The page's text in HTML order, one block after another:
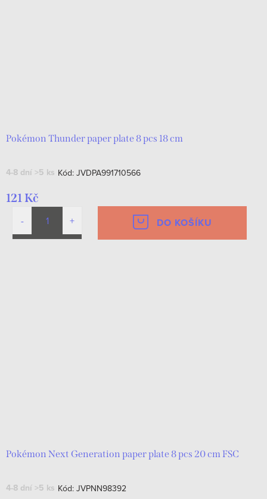
Pokémon Thunder paper plate 8 pcs 18 cm
4-8 dní >5 ks Kód: JVDPA991710566
121 Kč
DO KOŠÍKU
Pokémon Next Generation paper plate 8 pcs 20 cm FSC
4-8 dní >5 ks Kód: JVPNN98392